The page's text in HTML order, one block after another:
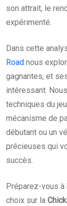
son attrait, le
expérimenté.
Dans cette
Road nous
gagnantes, et
intéressant.
techniques du
mécanisme de
débutant ou un
précieuses qui
succès.
Préparez-vous
choix sur la